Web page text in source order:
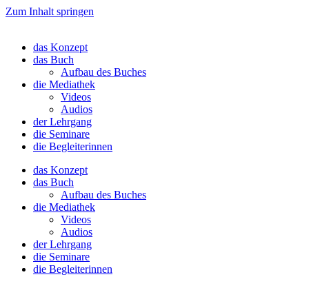
Zum Inhalt springen
das Konzept
das Buch
Aufbau des Buches
die Mediathek
Videos
Audios
der Lehrgang
die Seminare
die Begleiterinnen
das Konzept
das Buch
Aufbau des Buches
die Mediathek
Videos
Audios
der Lehrgang
die Seminare
die Begleiterinnen